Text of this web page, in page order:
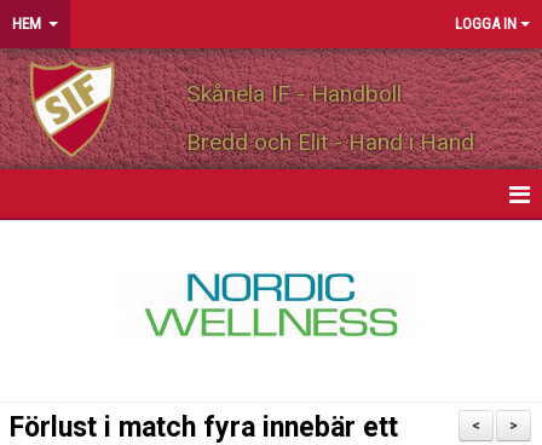
HEM LOGGA IN
Skånela IF - Handboll
Bredd och Elit - Hand i Hand
>
<
Förlust i match fyra innebär ett